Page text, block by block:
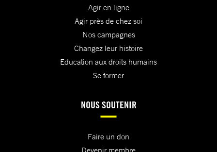
Agir en ligne
Agir près de chez soi
Nos campagnes
Changez leur histoire
Education aux droits humains
Se former
NOUS SOUTENIR
Faire un don
Devenir membre